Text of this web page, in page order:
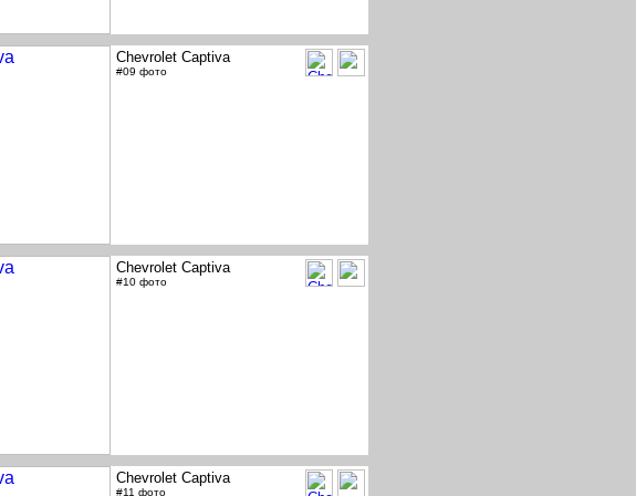
Chevrolet Captiva
#09 фото
Chevrolet Captiva
#10 фото
Chevrolet Captiva
#11 фото